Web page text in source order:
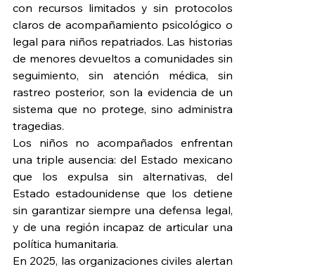
con recursos limitados y sin protocolos
claros de acompañamiento psicológico o
legal para niños repatriados. Las historias
de menores devueltos a comunidades sin
seguimiento, sin atención médica, sin
rastreo posterior, son la evidencia de un
sistema que no protege, sino administra
tragedias.
Los niños no acompañados enfrentan
una triple ausencia: del Estado mexicano
que los expulsa sin alternativas, del
Estado estadounidense que los detiene
sin garantizar siempre una defensa legal,
y de una región incapaz de articular una
política humanitaria.
En 2025, las organizaciones civiles alertan